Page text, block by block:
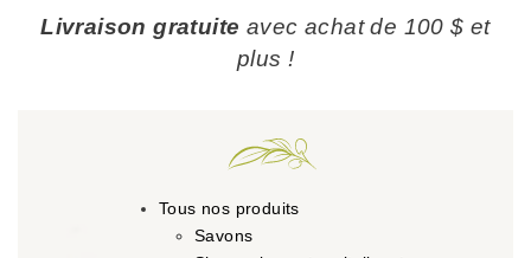
Livraison gratuite avec achat de 100 $ et
plus !
Tous nos produits
Savons